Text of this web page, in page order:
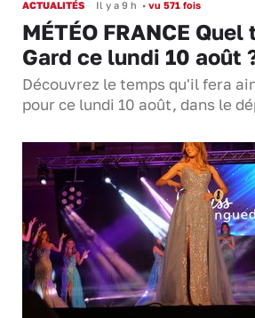
ACTUALITÉS Il y a 9 h • vu 571 fois
MÉTÉO FRANCE
Gard ce lundi 10 août
Découvrez le temps qu'il fera
pour ce lundi 10 août, dans le